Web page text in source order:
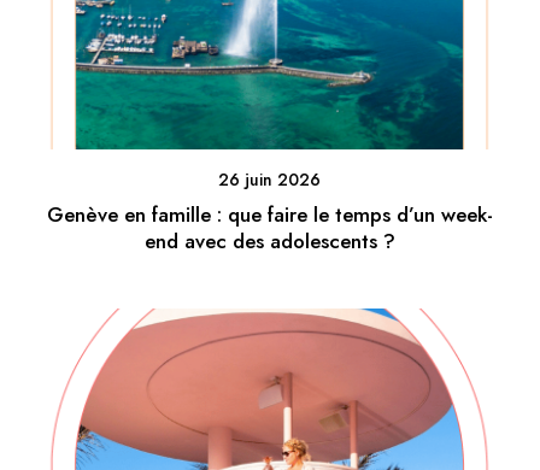
26 juin 2026
Genève en famille : que faire le temps d’un week-
end avec des adolescents ?